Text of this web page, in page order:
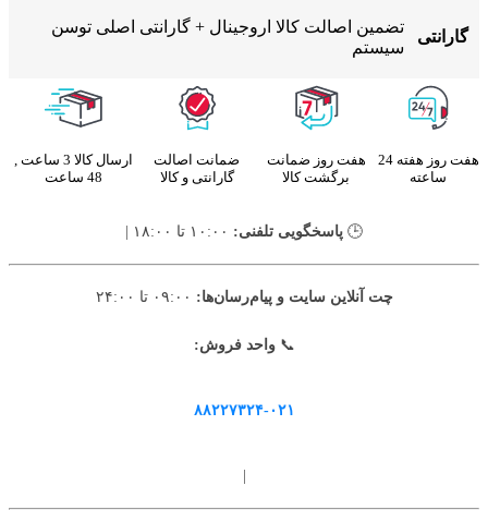
گارانتی
تضمین اصالت کالا اروجینال + گارانتی اصلی توسن
سیستم
هفت روز هفته 24
ساعته
هفت روز ضمانت
برگشت کالا
ضمانت اصالت
گارانتی و کالا
ارسال کالا 3 ساعت ,
48 ساعت
🕒 پاسخگویی تلفنی:
چت آنلاین سایت و پیام‌رسان‌ها:
📞واحد فروش:
۸۸۲۲۷۳۲۴-۰۲۱